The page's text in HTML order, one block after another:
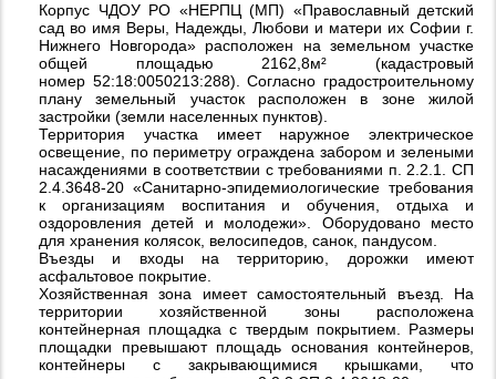
Корпус ЧДОУ РО «НЕРПЦ (МП) «Православный детский
сад во имя Веры, Надежды, Любови и матери их Софии г.
Нижнего Новгорода» расположен на земельном участке
общей площадью 2162,8м² (кадастровый
номер 52:18:0050213:288). Согласно градостроительному
плану земельный участок расположен в зоне жилой
застройки (земли населенных пунктов).
Территория участка имеет наружное электрическое
освещение, по периметру ограждена забором и зелеными
насаждениями в соответствии с требованиями п. 2.2.1. СП
2.4.3648-20 «Санитарно-эпидемиологические требования
к организациям воспитания и обучения, отдыха и
оздоровления детей и молодежи». Оборудовано место
для хранения колясок, велосипедов, санок, пандусом.
Въезды и входы на территорию, дорожки имеют
асфальтовое покрытие.
Хозяйственная зона имеет самостоятельный въезд. На
территории хозяйственной зоны расположена
контейнерная площадка с твердым покрытием. Размеры
площадки превышают площадь основания контейнеров,
контейнеры с закрывающимися крышками, что